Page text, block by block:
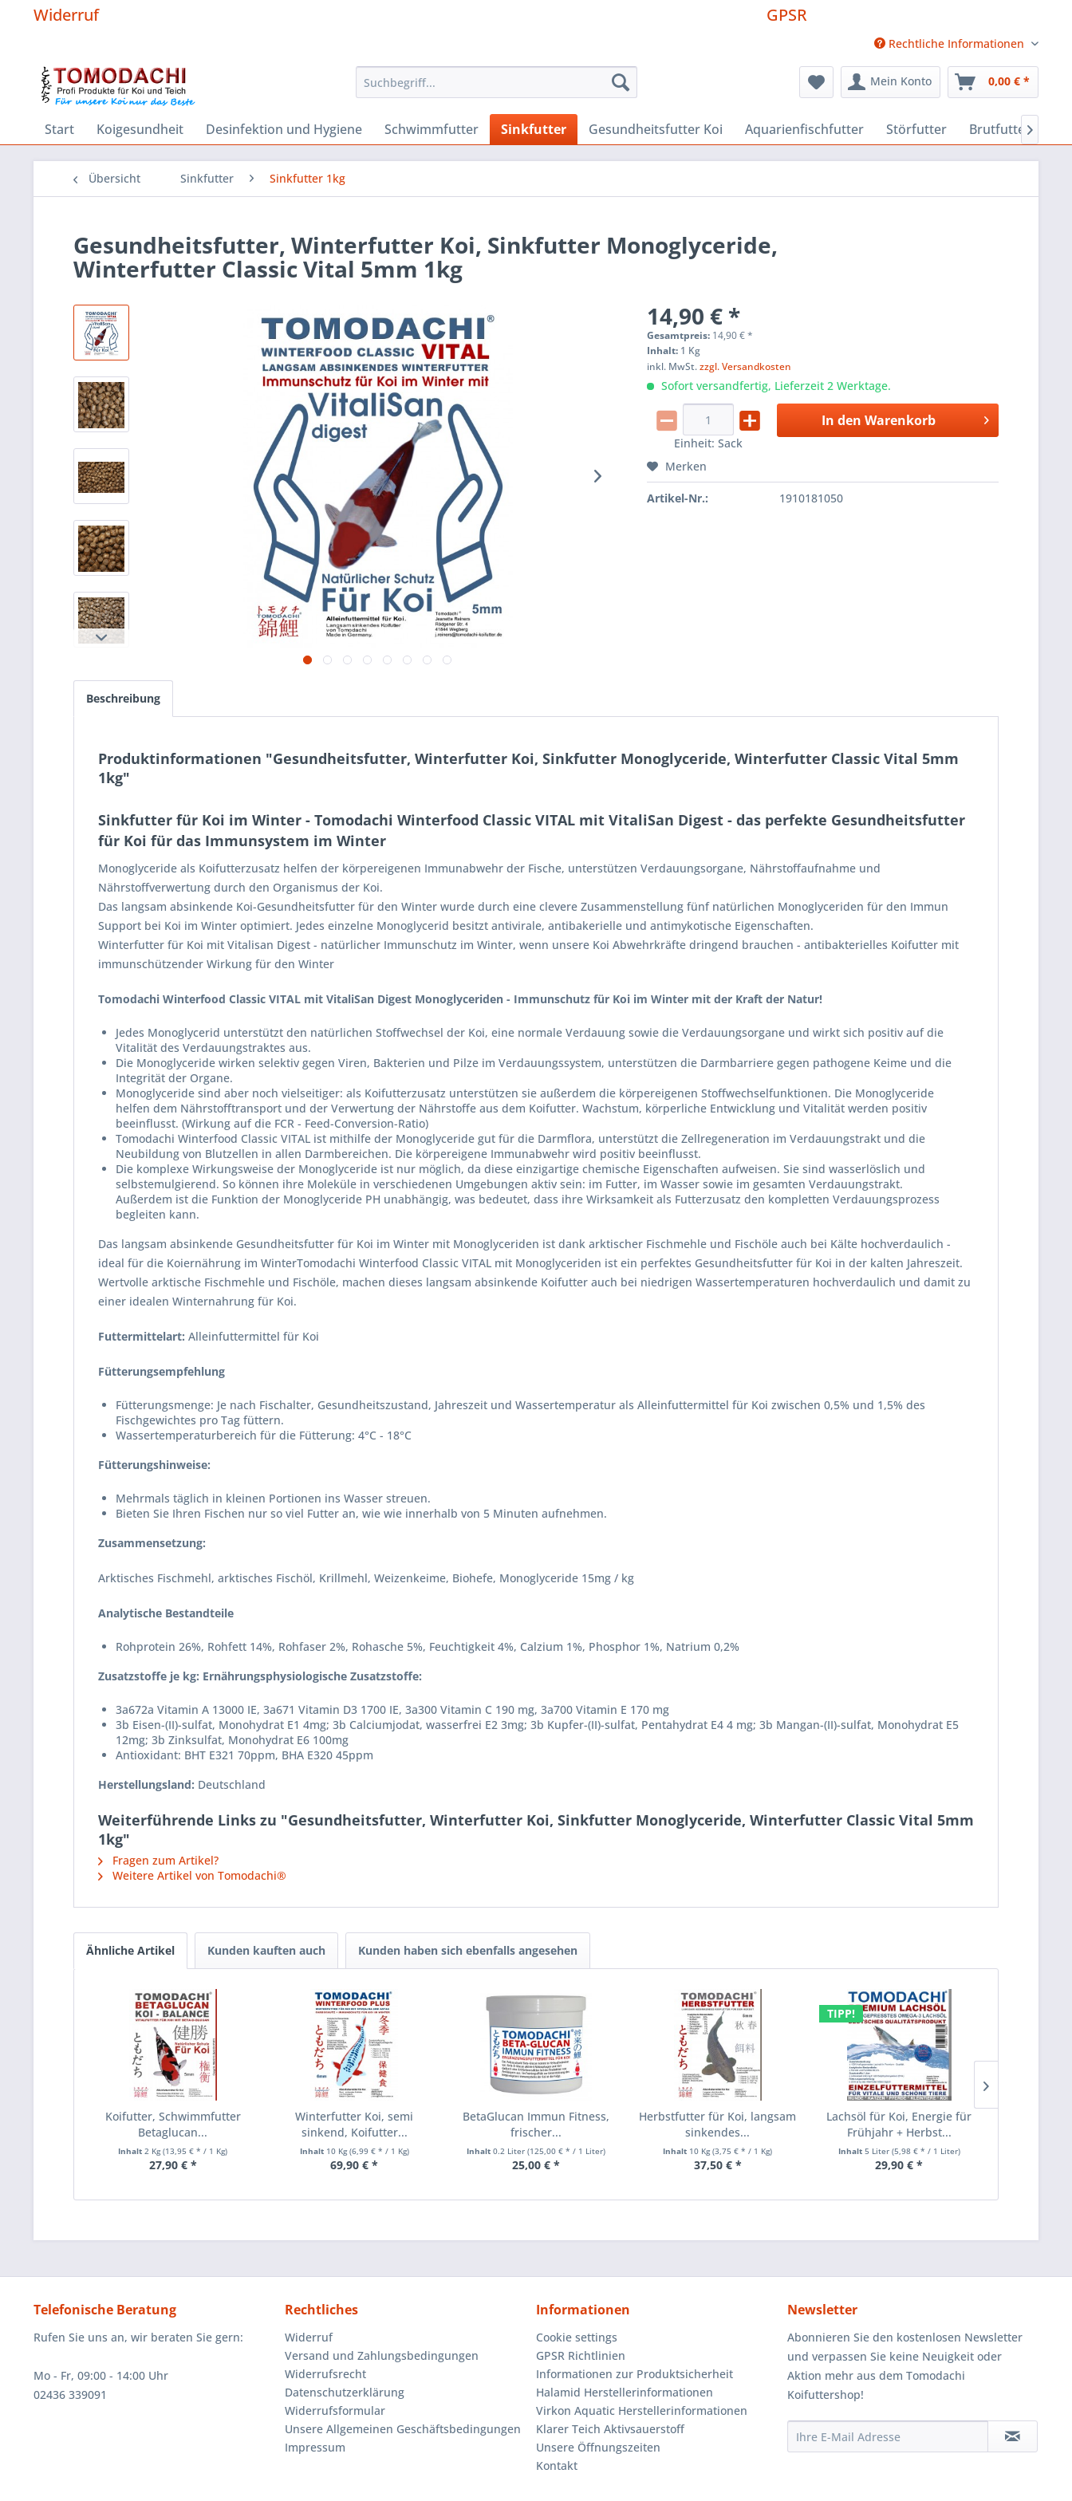
Widerruf GPSR
Rechtliche Informationen
Mein Konto 0,00 € *
Start Koigesundheit Desinfektion und Hygiene Schwimmfutter Sinkfutter Gesundheitsfutter Koi Aquarienfischfutter Störfutter Brutfutter
Übersicht Sinkfutter Sinkfutter 1kg
Gesundheitsfutter, Winterfutter Koi, Sinkfutter Monoglyceride,
Winterfutter Classic Vital 5mm 1kg
14,90 € *
Gesamtpreis: 14,90€*
Inhalt: 1 Kg
inkl. MwSt.zzgl. Versandkosten
Sofort versandfertig, Lieferzeit 2 Werktage.
Einheit:Sack
In den Warenkorb
Merken
Artikel-Nr.: 1910181050
Beschreibung
Produktinformationen "Gesundheitsfutter, Winterfutter Koi, Sinkfutter Monoglyceride, Winterfutter Classic Vital 5mm
1kg"
Sinkfutter für Koi im Winter - Tomodachi Winterfood Classic VITAL mit VitaliSan Digest - das perfekte Gesundheitsfutter
für Koi für das Immunsystem im Winter
Monoglyceride als Koifutterzusatz helfen der körpereigenen Immunabwehr der Fische, unterstützen Verdauungsorgane, Nährstoffaufnahme und
Nährstoffverwertung durch den Organismus der Koi.
Das langsam absinkende Koi-Gesundheitsfutter für den Winter wurde durch eine clevere Zusammenstellung fünf natürlichen Monoglyceriden für den Immun
Support bei Koi im Winter optimiert. Jedes einzelne Monoglycerid besitzt antivirale, antibakerielle und antimykotische Eigenschaften.
Winterfutter für Koi mit Vitalisan Digest - natürlicher Immunschutz im Winter, wenn unsere Koi Abwehrkräfte dringend brauchen - antibakterielles Koifutter mit
immunschützender Wirkung für den Winter
Tomodachi Winterfood Classic VITAL mit VitaliSan Digest Monoglyceriden - Immunschutz für Koi im Winter mit der Kraft der Natur!
Jedes Monoglycerid unterstützt den natürlichen Stoffwechsel der Koi, eine normale Verdauung sowie die Verdauungsorgane und wirkt sich positiv auf die
Vitalität des Verdauungstraktes aus.
Die Monoglyceride wirken selektiv gegen Viren, Bakterien und Pilze im Verdauungssystem, unterstützen die Darmbarriere gegen pathogene Keime und die
Integrität der Organe.
Monoglyceride sind aber noch vielseitiger: als Koifutterzusatz unterstützen sie außerdem die körpereigenen Stoffwechselfunktionen. Die Monoglyceride
helfen dem Nährstofftransport und der Verwertung der Nährstoffe aus dem Koifutter. Wachstum, körperliche Entwicklung und Vitalität werden positiv
beeinflusst. (Wirkung auf die FCR - Feed-Conversion-Ratio)
Tomodachi Winterfood Classic VITAL ist mithilfe der Monoglyceride gut für die Darmflora, unterstützt die Zellregeneration im Verdauungstrakt und die
Neubildung von Blutzellen in allen Darmbereichen. Die körpereigene Immunabwehr wird positiv beeinflusst.
Die komplexe Wirkungsweise der Monoglyceride ist nur möglich, da diese einzigartige chemische Eigenschaften aufweisen. Sie sind wasserlöslich und
selbstemulgierend. So können ihre Moleküle in verschiedenen Umgebungen aktiv sein: im Futter, im Wasser sowie im gesamten Verdauungstrakt.
Außerdem ist die Funktion der Monoglyceride PH unabhängig, was bedeutet, dass ihre Wirksamkeit als Futterzusatz den kompletten Verdauungsprozess
begleiten kann.
Das langsam absinkende Gesundheitsfutter für Koi im Winter mit Monoglyceriden ist dank arktischer Fischmehle und Fischöle auch bei Kälte hochverdaulich -
ideal für die Koiernährung im WinterTomodachi Winterfood Classic VITAL mit Monoglyceriden ist ein perfektes Gesundheitsfutter für Koi in der kalten Jahreszeit.
Wertvolle arktische Fischmehle und Fischöle, machen dieses langsam absinkende Koifutter auch bei niedrigen Wassertemperaturen hochverdaulich und damit zu
einer idealen Winternahrung für Koi.
Futtermittelart: Alleinfuttermittel für Koi
Fütterungsempfehlung
Fütterungsmenge: Je nach Fischalter, Gesundheitszustand, Jahreszeit und Wassertemperatur als Alleinfuttermittel für Koi zwischen 0,5% und 1,5% des
Fischgewichtes pro Tag füttern.
Wassertemperaturbereich für die Fütterung: 4°C - 18°C
Fütterungshinweise:
Mehrmals täglich in kleinen Portionen ins Wasser streuen.
Bieten Sie Ihren Fischen nur so viel Futter an, wie wie innerhalb von 5 Minuten aufnehmen.
Zusammensetzung:
Arktisches Fischmehl, arktisches Fischöl, Krillmehl, Weizenkeime, Biohefe, Monoglyceride 15mg / kg
Analytische Bestandteile
Rohprotein 26%, Rohfett 14%, Rohfaser 2%, Rohasche 5%, Feuchtigkeit 4%, Calzium 1%, Phosphor 1%, Natrium 0,2%
Zusatzstoffe je kg: Ernährungsphysiologische Zusatzstoffe:
3a672a Vitamin A 13000 IE, 3a671 Vitamin D3 1700 IE, 3a300 Vitamin C 190 mg, 3a700 Vitamin E 170 mg
3b Eisen-(II)-sulfat, Monohydrat E1 4mg; 3b Calciumjodat, wasserfrei E2 3mg; 3b Kupfer-(II)-sulfat, Pentahydrat E4 4 mg; 3b Mangan-(II)-sulfat, Monohydrat E5
12mg; 3b Zinksulfat, Monohydrat E6 100mg
Antioxidant: BHT E321 70ppm, BHA E320 45ppm
Herstellungsland: Deutschland
Weiterführende Links zu "Gesundheitsfutter, Winterfutter Koi, Sinkfutter Monoglyceride, Winterfutter Classic Vital 5mm
1kg"
Fragen zum Artikel?
Weitere Artikel von Tomodachi®
Ähnliche Artikel Kunden kauften auch Kunden haben sich ebenfalls angesehen
Koifutter, Schwimmfutter
Betaglucan...
Inhalt2 Kg(13,95 € * / 1 Kg)
27,90 € *
Winterfutter Koi, semi
sinkend, Koifutter...
Inhalt 10 Kg(6,99 € * / 1 Kg)
69,90 € *
BetaGlucan Immun Fitness,
frischer...
Inhalt 0.2 Liter (125,00 € * / 1 Liter)
25,00 € *
Herbstfutter für Koi, langsam
sinkendes...
Inhalt 10 Kg(3,75 € * / 1 Kg)
37,50 € *
TIPP!
Lachsöl für Koi, Energie für
Frühjahr + Herbst...
Inhalt 5 Liter (5,98 € * / 1 Liter)
29,90 € *
Telefonische Beratung
Rufen Sie uns an, wir beraten Sie gern:
Mo - Fr, 09:00 - 14:00 Uhr
02436 339091
Rechtliches
Widerruf
Versand und Zahlungsbedingungen
Widerrufsrecht
Datenschutzerklärung
Widerrufsformular
Unsere Allgemeinen Geschäftsbedingungen
Impressum
Informationen
Cookie settings
GPSR Richtlinien
Informationen zur Produktsicherheit
Halamid Herstellerinformationen
Virkon Aquatic Herstellerinformationen
Klarer Teich Aktivsauerstoff
Unsere Öffnungszeiten
Kontakt
Newsletter
Abonnieren Sie den kostenlosen Newsletter
und verpassen Sie keine Neuigkeit oder
Aktion mehr aus dem Tomodachi
Koifuttershop!